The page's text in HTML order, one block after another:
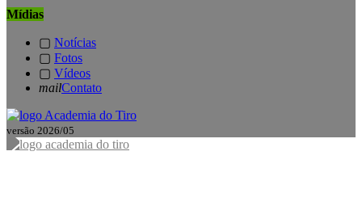
Mídias
▢ Notícias
▢ Fotos
▢ Vídeos
mailContato
versão 2026/05